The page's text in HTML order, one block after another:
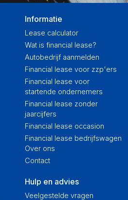
Informatie
Lease calculator
Wat is financial lease?
Autobedrijf aanmelden
Financial lease voor zzp'ers
Financial lease voor
startende ondernemers
Financial lease zonder
jaarcijfers
Financial lease occasion
Financial lease bedrijfswagen
Over ons
Contact
Hulp en advies
Veelgestelde vragen